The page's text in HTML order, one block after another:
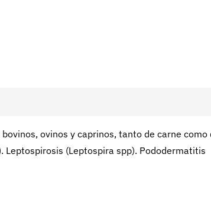
ovinos y caprinos, tanto de carne como
Leptospirosis (Leptospira spp). Pododermatitis